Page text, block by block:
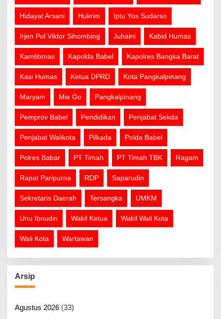
Hidayat Arsani Hukrim Iptu Yos Sudarso
Irjen Pol Viktor Sihombing Juhaini Kabid Humas
Kamtibmas Kapolda Babel Kapolres Bangka Barat
Kasi Humas Ketua DPRD Kota Pangkalpinang
Maryam Mie Go Pangkalpinang
Pemprov Babel Pendidikan Penjabat Sekda
Penjabat Walikota Pilkada Polda Babel
Polres Babar PT Timah PT Timah TBK Ragam
Rapat Paripurna RDP Saparudin
Sekretaris Daerah Tersangka UMKM
Unu Ibnudin Wakil Ketua Wakil Wali Kota
Wali Kota Wartawan
Arsip
Agustus 2026 (33)